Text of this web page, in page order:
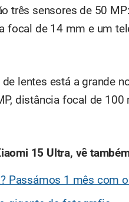
três sensores de 50
focal de 14 mm e um
lentes está a grande
distância focal de 100
15 Ultra, vê
Passámos 1 mês com